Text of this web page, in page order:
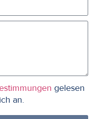
gelesen
an.